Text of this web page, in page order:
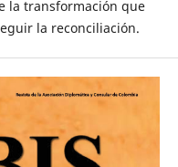
la transformación que
la reconciliación.